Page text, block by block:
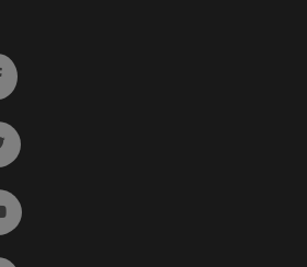
Ir a facebook (abre en ventana nueva)
Ir a twitter (abre en ventana nueva)
Ir a YouTube (abre en ventana nueva)